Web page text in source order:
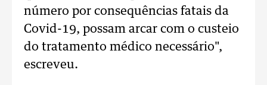
número por consequências fatais da
Covid-19, possam arcar com o custeio
do tratamento médico necessário",
escreveu.